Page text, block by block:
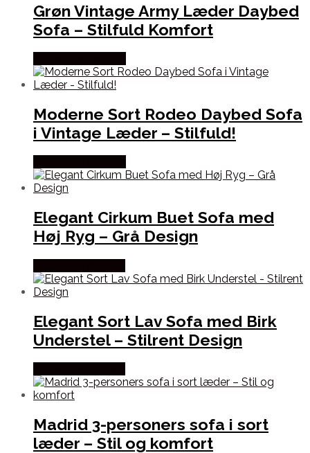
Grøn Vintage Army Læder Daybed
Sofa – Stilfuld Komfort
Moderne Sort Rodeo Daybed Sofa
i Vintage Læder – Stilfuld!
Elegant Cirkum Buet Sofa med
Høj Ryg – Grå Design
Elegant Sort Lav Sofa med Birk
Understel – Stilrent Design
Madrid 3-personers sofa i sort
læder – Stil og komfort